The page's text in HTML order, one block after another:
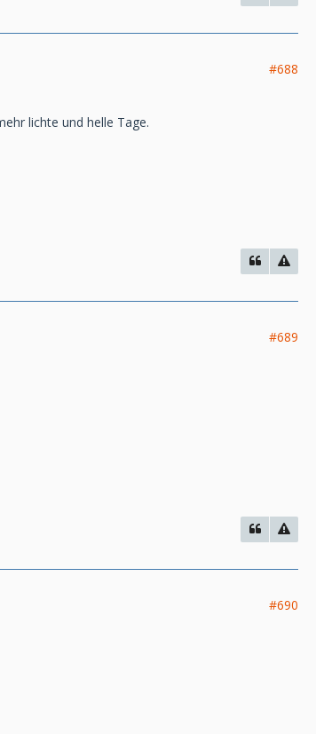
#688
lichte und helle Tage.
#689
#690